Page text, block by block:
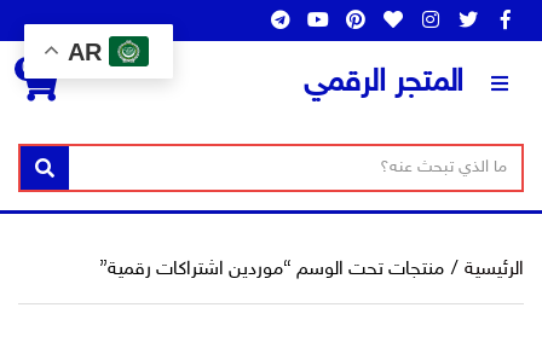
المتجر الرقمي
س
ا
ص
ا
ب
ح
بحث
0
الرئيسية / منتجات تحت الوسم “موردين اشتراكات رقمية”
AR